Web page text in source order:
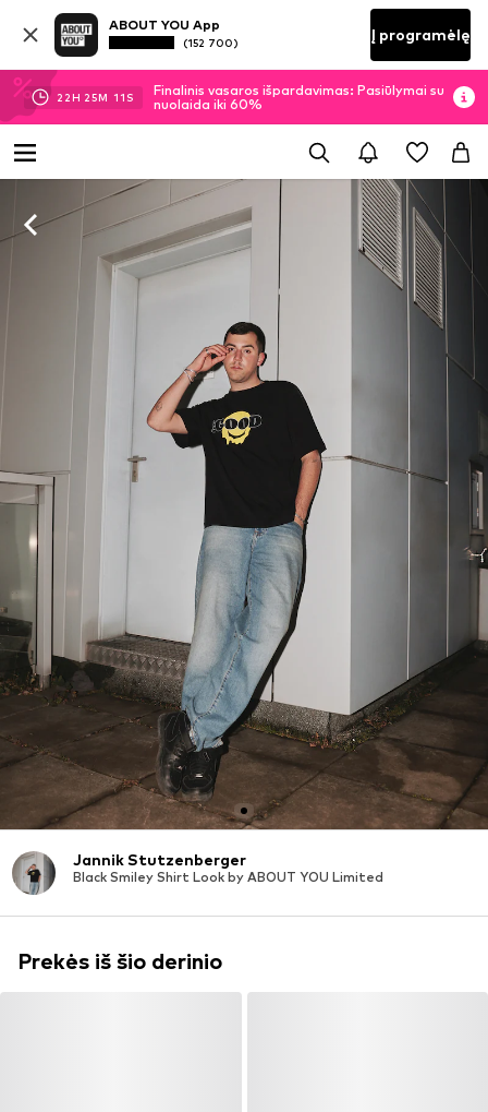
ABOUT YOU App
(152 700) Į programėlę
22H 25M 11 S
Finalinis vasaros išpardavimas: Pasiūlymai su
nuolaida iki 60%
Jannik Stutzenberger
Black Smiley Shirt Look by ABOUT YOU Limited
Prekės iš šio derinio